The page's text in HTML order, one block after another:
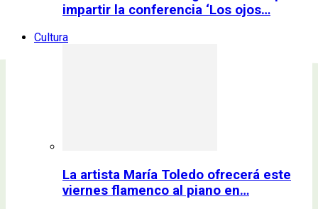
impartir la conferencia ‘Los ojos…
Cultura
La artista María Toledo ofrecerá este
viernes flamenco al piano en…